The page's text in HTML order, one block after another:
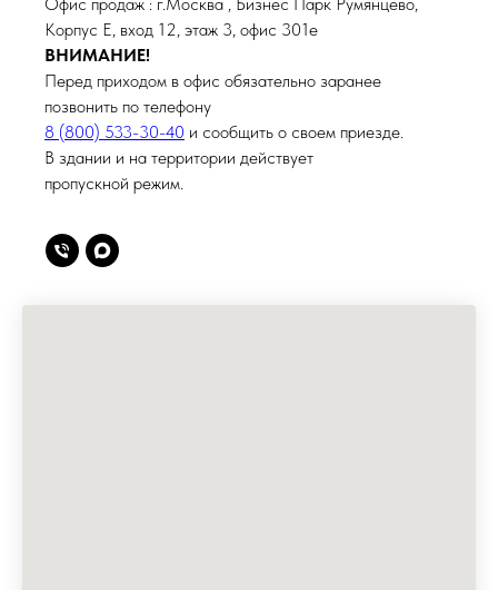
Корпус Е, вход 12, этаж 3, офис 301е
ВНИМАНИЕ!
Перед приходом в офис обязательно заранее
позвонить по телефону
8 (800) 533-30-40 и сообщить о своем приезде.
В здании и на территории действует
пропускной режим.